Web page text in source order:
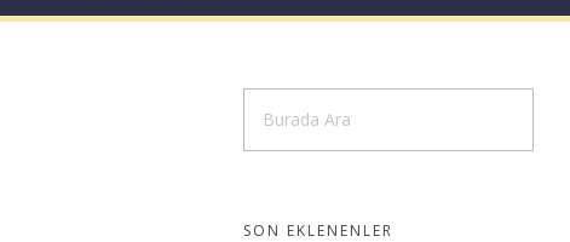
SON EKLENENLER